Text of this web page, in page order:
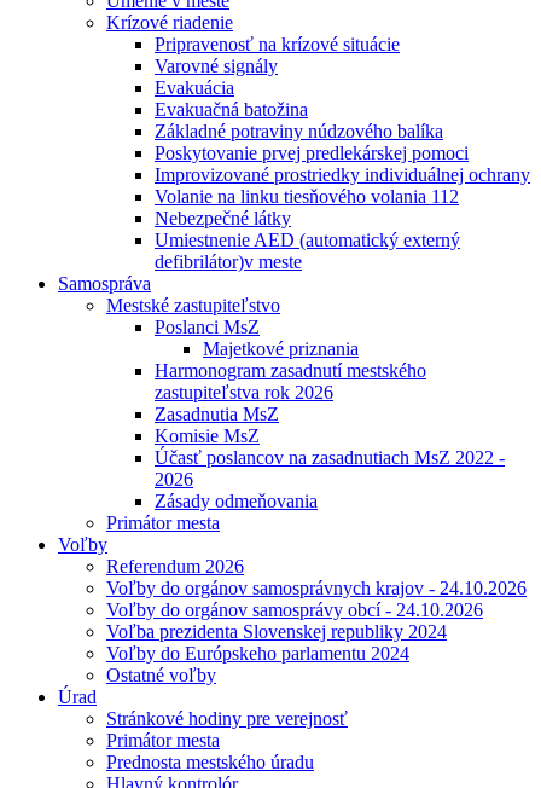
Krízové riadenie
Pripravenosť na krízové situácie
Varovné signály
Evakuácia
Evakuačná batožina
Základné potraviny núdzového balíka
Poskytovanie prvej predlekárskej pomoci
Improvizované prostriedky individuálnej ochrany
Volanie na linku tiesňového volania 112
Nebezpečné látky
Umiestnenie AED (automatický externý
defibrilátor)v meste
Samospráva
Mestské zastupiteľstvo
Poslanci MsZ
Majetkové priznania
Harmonogram zasadnutí mestského
zastupiteľstva rok 2026
Zasadnutia MsZ
Komisie MsZ
Účasť poslancov na zasadnutiach MsZ 2022 -
2026
Zásady odmeňovania
Primátor mesta
Voľby
Referendum 2026
Voľby do orgánov samosprávnych krajov - 24.10.2026
Voľby do orgánov samosprávy obcí - 24.10.2026
Voľba prezidenta Slovenskej republiky 2024
Voľby do Európskeho parlamentu 2024
Ostatné voľby
Úrad
Stránkové hodiny pre verejnosť
Primátor mesta
Prednosta mestského úradu
Hlavný kontrolór